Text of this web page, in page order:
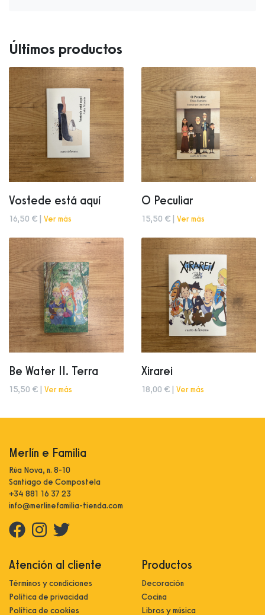
Últimos productos
Vostede está aquí
16,50 € | Ver más
O Peculiar
15,50 € | Ver más
Be Water II. Terra
15,50 € | Ver más
Xirarei
18,00 € | Ver más
Merlín e Familia
Rúa Nova, n. 8-10
Santiago de Compostela
+34 881 16 37 23
info@merlinefamilia-tienda.com
Atención al cliente
Términos y condiciones
Política de privacidad
Política de cookies
Productos
Decoración
Cocina
Libros y música